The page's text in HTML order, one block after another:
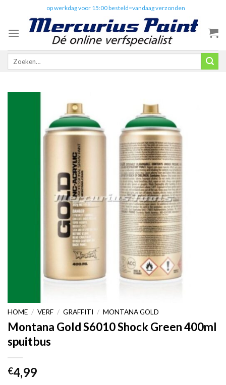
content
op werkdag voor 15:00 besteld=vandaag verzonden
Zoeken
HOME / VERF / GRAFFITI / MONTANA GOLD
Montana Gold S6010 Shock Green 400ml
spuitbus
€4,99